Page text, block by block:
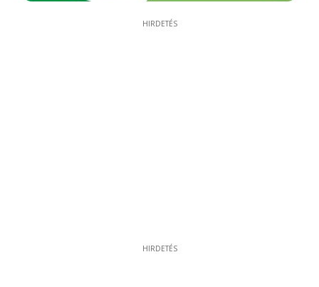
HIRDETÉS
HIRDETÉS